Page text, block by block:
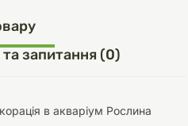
та запитання (0)
в акваріум Рослина